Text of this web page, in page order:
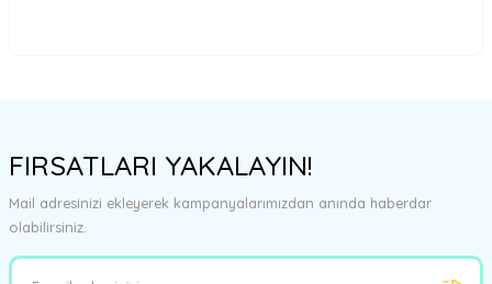
FIRSATLARI YAKALAYIN!
Mail adresinizi ekleyerek kampanyalarımızdan anında haberdar
olabilirsiniz.